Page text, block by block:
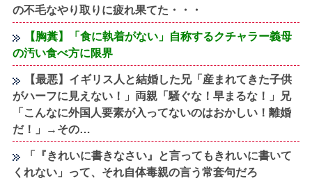
の不毛なやり取りに疲れ果てた・・・
【胸糞】「食に執着がない」自称するクチャラー義母
の汚い食べ方に限界
【最悪】イギリス人と結婚した兄「産まれてきた子供
がハーフに見えない！」両親「騒ぐな！早まるな！」兄
「こんなに外国人要素が入ってないのはおかしい！離婚
だ！」→その…
「『きれいに書きなさい』と言ってもきれいに書いて
くれない」って、それ自体毒親の言う常套句だろ